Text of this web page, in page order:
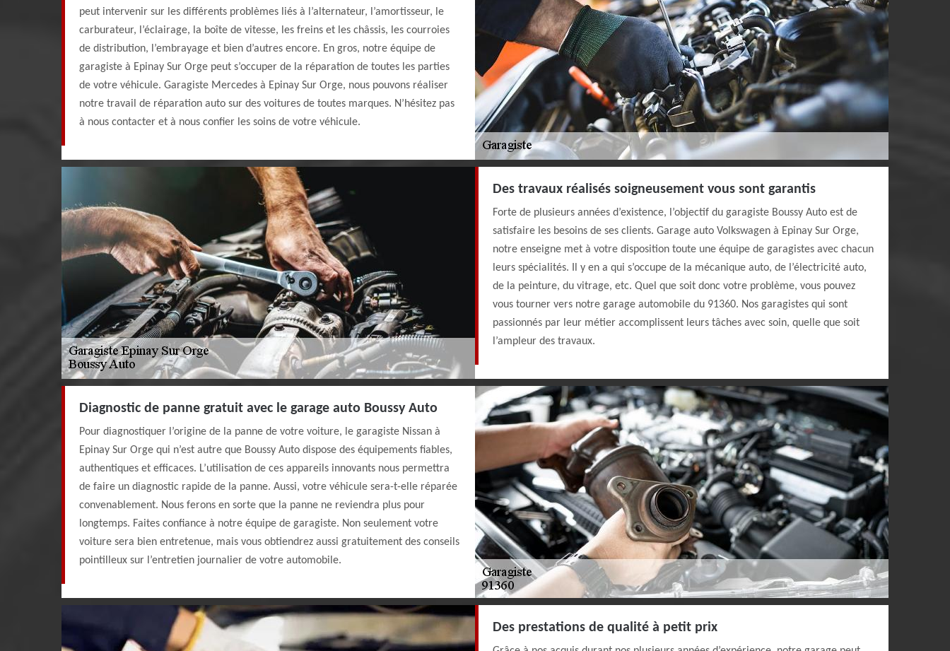
peut intervenir sur les différents problèmes liés à l’alternateur, l’amortisseur, le
carburateur, l’éclairage, la boîte de vitesse, les freins et les châssis, les courroies
de distribution, l’embrayage et bien d’autres encore. En gros, notre équipe de
garagiste à Epinay Sur Orge peut s’occuper de la réparation de toutes les parties
de votre véhicule. Garagiste Mercedes à Epinay Sur Orge, nous pouvons réaliser
notre travail de réparation auto sur des voitures de toutes marques. N’hésitez pas
à nous contacter et à nous confier les soins de votre véhicule.
Des travaux réalisés soigneusement vous sont garantis
Forte de plusieurs années d’existence, l’objectif du garagiste Boussy Auto est de
satisfaire les besoins de ses clients. Garage auto Volkswagen à Epinay Sur Orge,
notre enseigne met à votre disposition toute une équipe de garagistes avec chacun
leurs spécialités. Il y en a qui s’occupe de la mécanique auto, de l’électricité auto,
de la peinture, du vitrage, etc. Quel que soit donc votre problème, vous pouvez
vous tourner vers notre garage automobile du 91360. Nos garagistes qui sont
passionnés par leur métier accomplissent leurs tâches avec soin, quelle que soit
l’ampleur des travaux.
Diagnostic de panne gratuit avec le garage auto Boussy Auto
Pour diagnostiquer l’origine de la panne de votre voiture, le garagiste Nissan à
Epinay Sur Orge qui n’est autre que Boussy Auto dispose des équipements fiables,
authentiques et efficaces. L’utilisation de ces appareils innovants nous permettra
de faire un diagnostic rapide de la panne. Aussi, votre véhicule sera-t-elle réparée
convenablement. Nous ferons en sorte que la panne ne reviendra plus pour
longtemps. Faites confiance à notre équipe de garagiste. Non seulement votre
voiture sera bien entretenue, mais vous obtiendrez aussi gratuitement des conseils
pointilleux sur l’entretien journalier de votre automobile.
Des prestations de qualité à petit prix